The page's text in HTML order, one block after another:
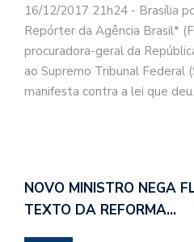
16/12/2017 21h24 - Brasília
Repórter da Agência Brasil*
procuradora-geral da
ao Supremo Tribunal Federal
manifesta contra a lei que
NOVO MINISTRO NEGA
TEXTO DA REFORMA…